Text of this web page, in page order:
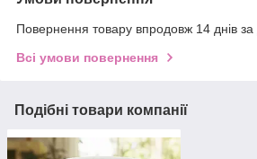
Повернення товару впродовж 14 днів
Всі умови повернення
Подібні товари компанії